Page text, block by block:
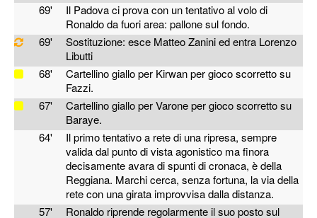
69'
Il Padova ci prova con un tentativo al volo di
Ronaldo da fuori area: pallone sul fondo.
69'
Sostituzione: esce Matteo Zanini ed entra Lorenzo
Libutti
68'
Cartellino giallo per Kirwan per gioco scorretto su
Fazzi.
67'
Cartellino giallo per Varone per gioco scorretto su
Baraye.
64'
Il primo tentativo a rete di una ripresa, sempre
valida dal punto di vista agonistico ma finora
decisamente avara di spunti di cronaca, è della
Reggiana. Marchi cerca, senza fortuna, la via della
rete con una girata improvvisa dalla distanza.
57'
Ronaldo riprende regolarmente il suo posto sul